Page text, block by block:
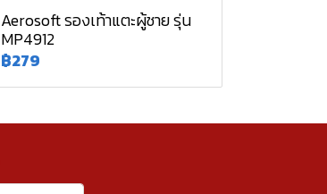
Aerosoft รองเท้าแตะผู้ชาย รุ่น
MP4912
฿279